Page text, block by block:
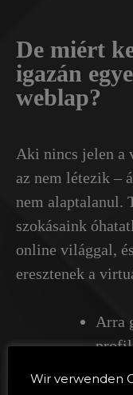
De miért
igazán
weblap?
Aki nincs jelen a
az nem létezik –
nem alaptalanul.
szokásaink
online világgal,
eresztenek a
Arra
Wir verwenden